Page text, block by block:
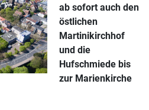
ab sofort auch den
östlichen
Martinikirchhof
und die
Hufschmiede bis
zur Marienkirche